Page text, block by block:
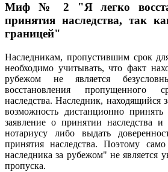
Миф № 2 "Я легко
принятия наследства, так
границей"
Наследникам, пропустившим срок
необходимо учитывать, что факт
рубежом не является
восстановления пропущенного
наследства. Наследник, находящийся
возможность дистанционно принять
заявление о принятии наследства
нотариусу либо выдать
принятия наследства. Поэтому
наследника за рубежом" не является
пропуска.